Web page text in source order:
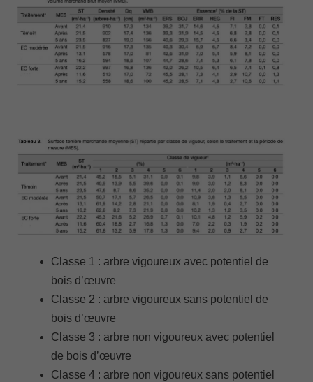
Classe 1 : arbre vigoureux avec potentiel de
bois d’œuvre
Classe 2 : arbre vigoureux sans potentiel de
bois d’œuvre
Classe 3 : arbre non vigoureux avec potentiel
de bois d’œuvre
Classe 4 : arbre non vigoureux sans potentiel